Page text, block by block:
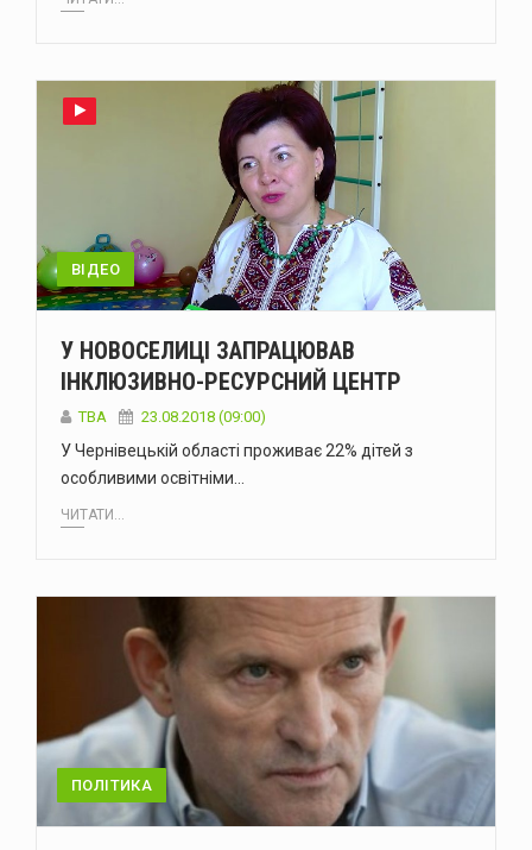
ВІДЕО
У НОВОСЕЛИЦІ ЗАПРАЦЮВАВ
ІНКЛЮЗИВНО-РЕСУРСНИЙ ЦЕНТР
TBA 23.08.2018 (09:00)
У Чернівецькій області проживає 22% дітей з
особливими освітніми…
ЧИТАТИ...
ПОЛІТИКА